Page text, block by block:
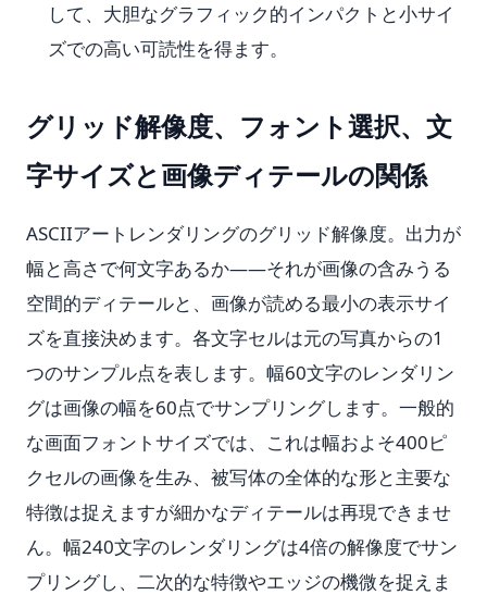
して、大胆なグラフィック的インパクトと小サイ
ズでの高い可読性を得ます。
グリッド解像度、フォント選択、文
字サイズと画像ディテールの関係
ASCIIアートレンダリングのグリッド解像度。出力が
幅と高さで何文字あるか——それが画像の含みうる
空間的ディテールと、画像が読める最小の表示サイ
ズを直接決めます。各文字セルは元の写真からの1
つのサンプル点を表します。幅60文字のレンダリン
グは画像の幅を60点でサンプリングします。一般的
な画面フォントサイズでは、これは幅およそ400ピ
クセルの画像を生み、被写体の全体的な形と主要な
特徴は捉えますが細かなディテールは再現できませ
ん。幅240文字のレンダリングは4倍の解像度でサン
プリングし、二次的な特徴やエッジの機微を捉えま